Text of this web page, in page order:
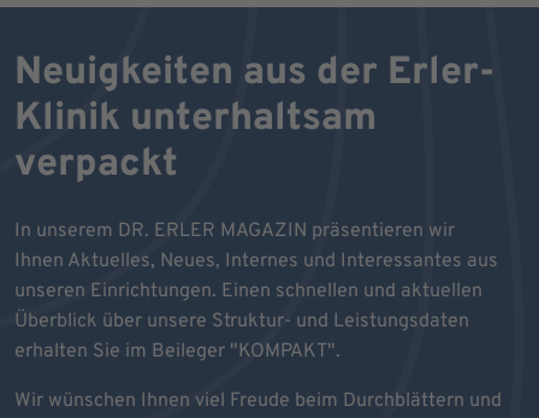
Neuigkeiten aus der Erler-
Klinik unterhaltsam
verpackt
In unserem DR. ERLER MAGAZIN präsentieren wir
Ihnen Aktuelles, Neues, Internes und Interessantes aus
unseren Einrichtungen. Einen schnellen und aktuellen
Überblick über unsere Struktur- und Leistungsdaten
erhalten Sie im Beileger "KOMPAKT".
Wir wünschen Ihnen viel Freude beim Durchblättern und